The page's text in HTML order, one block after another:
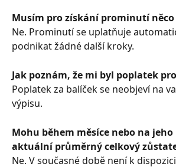
Musím pro získání prominutí
Ne. Prominutí se uplatňuje
podnikat žádné další kroky.
Jak poznám, že mi byl poplatek
Poplatek za balíček se neobjeví na
výpisu.
Mohu během měsíce nebo na
aktuální průměrný celkový
Ne. V současné době není k